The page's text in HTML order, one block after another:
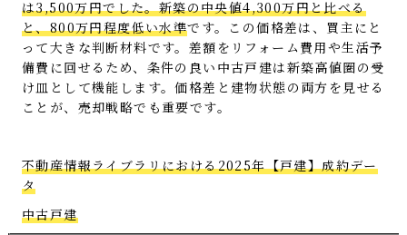
は3,500万円でした。新築の中央値4,300万円と比べる
と、800万円程度低い水準です。この価格差は、買主にと
って大きな判断材料です。差額をリフォーム費用や生活予
備費に回せるため、条件の良い中古戸建は新築高値圏の受
け皿として機能します。価格差と建物状態の両方を見せる
ことが、売却戦略でも重要です。
不動産情報ライブラリにおける2025年【戸建】成約デー
タ
中古戸建